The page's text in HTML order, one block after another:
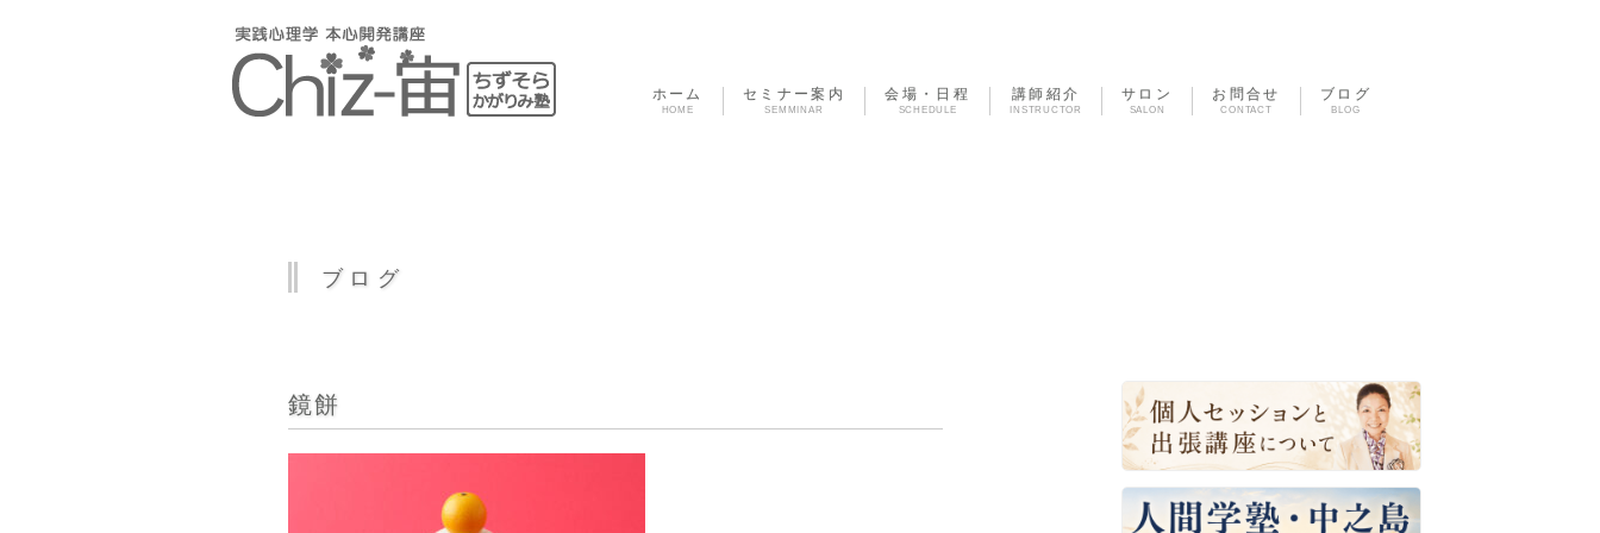
ホーム
HOME
セミナー案内
SEMMINAR
会場・日程
SCHEDULE
講師紹介
INSTRUCTOR
サロン
SALON
お問合せ
CONTACT
ブログ
BLOG
ブログ
鏡餅